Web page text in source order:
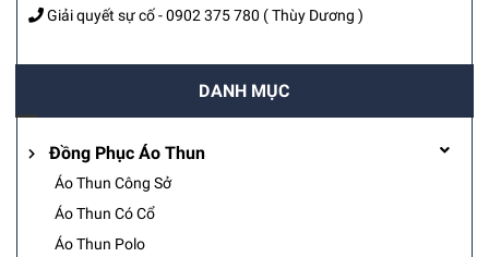
Giải quyết sự cố -0902 375 780 ( Thùy Dương )
DANH MỤC
Đồng Phục Áo Thun
Áo Thun Công Sở
Áo Thun Có Cổ
Áo Thun Polo